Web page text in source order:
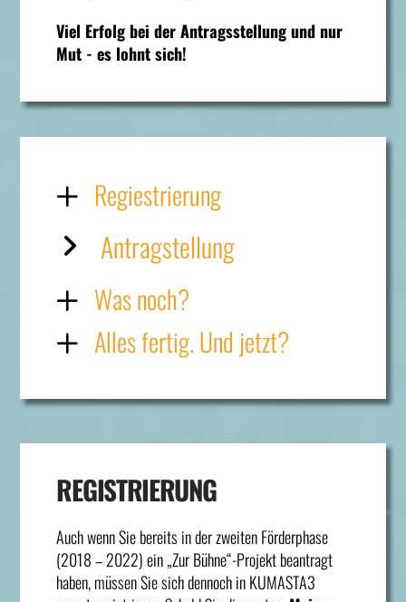
Viel Erfolg bei der Antragsstellung und nur
Mut - es lohnt sich!
Regiestrierung
Antragstellung
Was noch?
Alles fertig. Und jetzt?
REGISTRIERUNG
Auch wenn Sie bereits in der zweiten Förderphase
(2018 – 2022) ein „Zur Bühne“-Projekt beantragt
haben, müssen Sie sich dennoch in KUMASTA3